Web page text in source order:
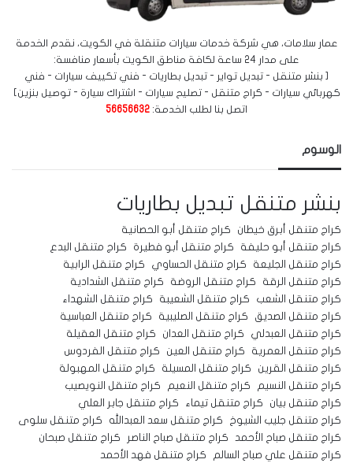
عمار سلامات، هي شركة خدمات سيارات متنقلة في الكويت، نقدم الخدمة
على مدار 24 ساعة لكافة مناطق الكويت بأسعار منافسة:
[ بنشر متنقل - تبديل تواير - تبديل بطاريات - فني تكييف سيارات - فني
كهربائي سيارات - كراج متنقل - تصليح سيارات - اشتراك سيارة - توصيل بنزين]
اتصل بنا لطلب الخدمة: 56656632
الوسوم
بنشر متنقل تبديل بطاريات
كراج متنقل أبرق خيطان
كراج متنقل أبو الحصانية
كراج متنقل أبو حليفة
كراج متنقل أبو فطيرة
كراج متنقل البدع
كراج متنقل الجليعة
كراج متنقل الحساوي
كراج متنقل الرابية
كراج متنقل الرقة
كراج متنقل الروضة
كراج متنقل الشدادية
كراج متنقل الشعب
كراج متنقل الشعيبة
كراج متنقل الشهداء
كراج متنقل الصديق
كراج متنقل الصليبية
كراج متنقل العباسية
كراج متنقل العبدلي
كراج متنقل العدان
كراج متنقل العقيلة
كراج متنقل العمرية
كراج متنقل العين
كراج متنقل الفردوس
كراج متنقل القرين
كراج متنقل المسيلة
كراج متنقل المهبولة
كراج متنقل النسيم
كراج متنقل النعيم
كراج متنقل النويصيب
كراج متنقل بيان
كراج متنقل تيماء
كراج متنقل جابر العلي
كراج متنقل جليب الشيوخ
كراج متنقل سعد العبدالله
كراج متنقل سلوى
كراج متنقل صباح الأحمد
كراج متنقل صباح الناصر
كراج متنقل صبحان
كراج متنقل علي صباح السالم
كراج متنقل فهد الأحمد